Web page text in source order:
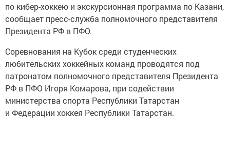
по кибер-хоккею и экскурсионная программа по Казани,
сообщает пресс-служба полномочного представителя
Президента РФ в ПФО.
Соревнования на Кубок среди студенческих
любительских хоккейных команд проводятся под
патронатом полномочного представителя Президента
РФ в ПФО Игоря Комарова, при содействии
министерства спорта Республики Татарстан
и Федерации хоккея Республики Татарстан.